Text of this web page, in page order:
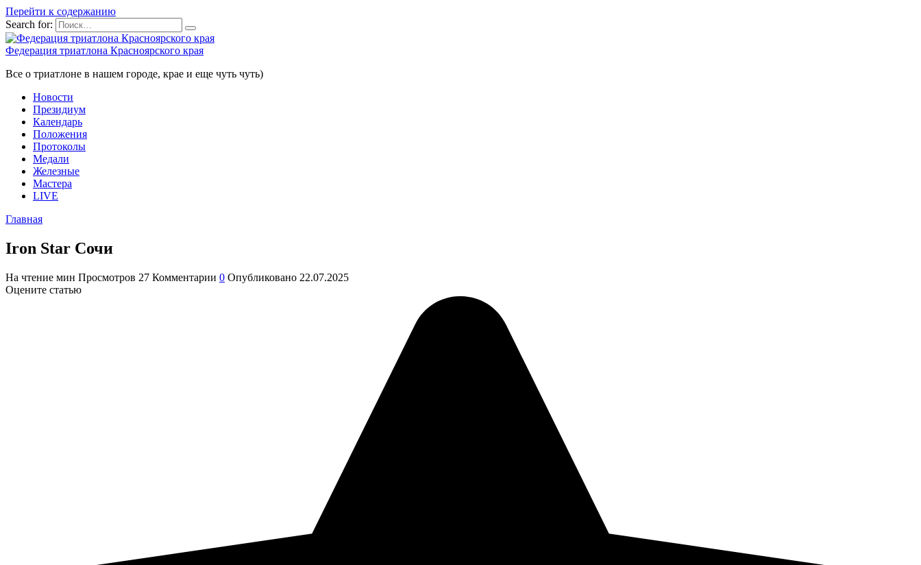
Перейти к содержанию
Search for:
Федерация триатлона Красноярского края
Все о триатлоне в нашем городе, крае и еще чуть чуть)
Новости
Президиум
Календарь
Положения
Протоколы
Медали
Железные
Мастера
LIVE
Главная
Iron Star Сочи
На чтение мин Просмотров 27 Комментарии 0 Опубликовано 22.07.2025
Оцените статью